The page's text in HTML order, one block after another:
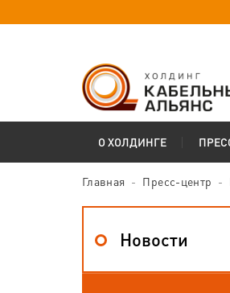
О ХОЛДИНГЕ
Главная Пресс-центр
Новости